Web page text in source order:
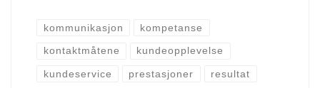
kommunikasjon kompetanse
kontaktmåtene kundeopplevelse
kundeservice prestasjoner resultat